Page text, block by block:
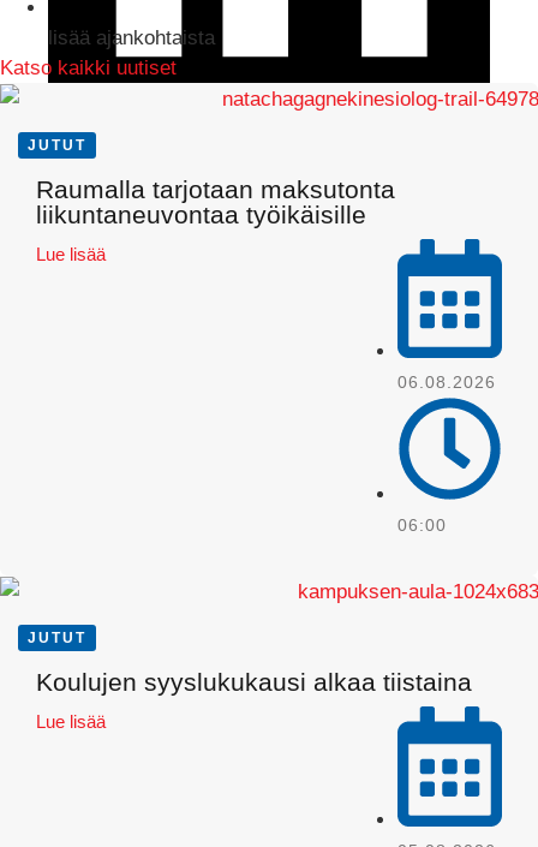
LinkedIn
Pinterest
lisää ajankohtaista
Katso kaikki uutiset
JUTUT
Raumalla tarjotaan maksutonta
liikuntaneuvontaa työikäisille
Lue lisää
06.08.2026
06:00
JUTUT
Koulujen syyslukukausi alkaa tiistaina
Lue lisää